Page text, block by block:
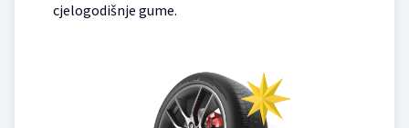
cjelogodišnje gume.